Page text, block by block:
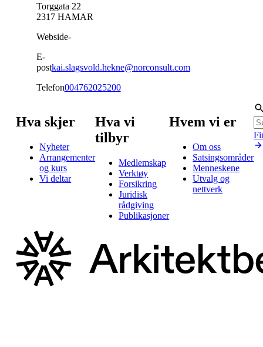
Torggata 22
2317 HAMAR
Webside-
E-
postkai.slagsvold.hekne@norconsult.com
Telefon004762025200
Hva skjer
Nyheter
Arrangementer
og kurs
Vi deltar
Hva vi
tilbyr
Medlemskap
Verktøy
Forsikring
Juridisk
rådgiving
Publikasjoner
Hvem vi er
Om oss
Satsingsområder
Menneskene
Utvalg og
nettverk